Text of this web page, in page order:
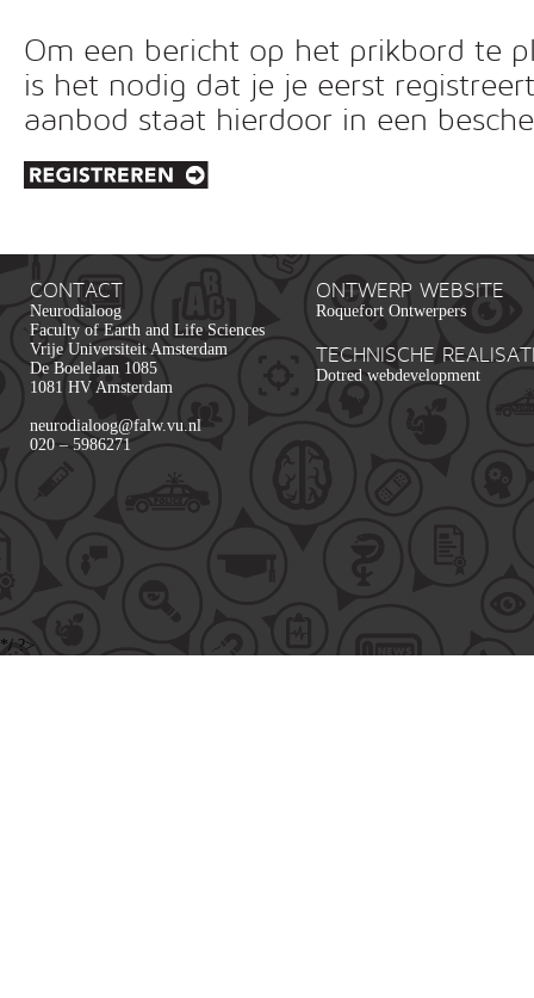
Om een bericht op het prikbord te
is het nodig dat je je eerst
aanbod staat hierdoor in een
CONTACT
Neurodialoog
Faculty of Earth and Life Sciences
Vrije Universiteit Amsterdam
De Boelelaan 1085
1081 HV Amsterdam
neurodialoog@falw.vu.nl
020 – 5986271
ONTWERP WEBSITE
Roquefort Ontwerpers
TECHNISCHE
Dotred webdevelopment
*/ ?>